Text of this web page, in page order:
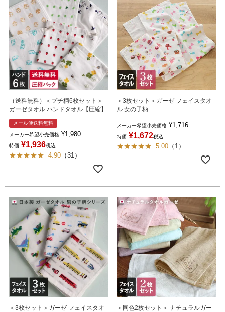
（送料無料）＜プチ柄6枚セット＞
ガーゼタオル ハンドタオル【圧縮】
メール便送料無料
メーカー希望小売価格 ¥1,980
特価 ¥1,936税込
4.90 （31 ）
＜3枚セット＞ガーゼ フェイスタオ
ル 女の子柄
メーカー希望小売価格 ¥1,716
特価 ¥1,672税込
5.00 （ 1 ）
＜3枚セット＞ガーゼ フェイスタオ
＜同色2枚セット＞ ナチュラルガー